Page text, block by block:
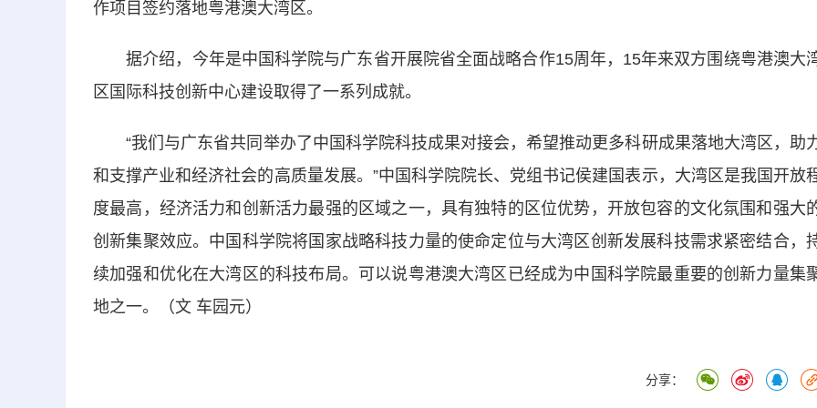
作项目签约落地粤港澳大湾区。
据介绍，今年是中国科学院与广东省开展院省全面战略合作15周年，15年来双方围绕粤港澳大
区国际科技创新中心建设取得了一系列成就。
“我们与广东省共同举办了中国科学院科技成果对接会，希望推动更多科研成果落地大湾区，助
和支撑产业和经济社会的高质量发展。”中国科学院院长、党组书记侯建国表示，大湾区是我国开放
度最高，经济活力和创新活力最强的区域之一，具有独特的区位优势，开放包容的文化氛围和强大
创新集聚效应。中国科学院将国家战略科技力量的使命定位与大湾区创新发展科技需求紧密结合，
续加强和优化在大湾区的科技布局。可以说粤港澳大湾区已经成为中国科学院最重要的创新力量集
地之一。（文 车园元）
分享：